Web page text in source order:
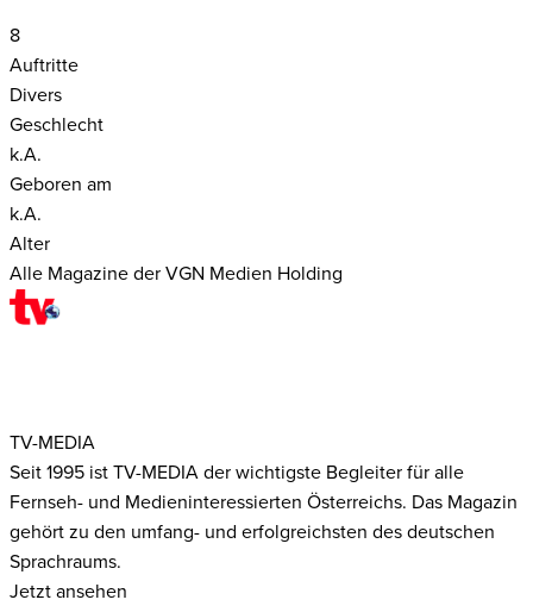
8
Auftritte
Divers
Geschlecht
k.A.
Geboren am
k.A.
Alter
Alle Magazine der VGN Medien Holding
TV-MEDIA
Seit 1995 ist TV-MEDIA der wichtigste Begleiter für alle
Fernseh- und Medieninteressierten Österreichs. Das Magazin
gehört zu den umfang- und erfolgreichsten des deutschen
Sprachraums.
Jetzt ansehen